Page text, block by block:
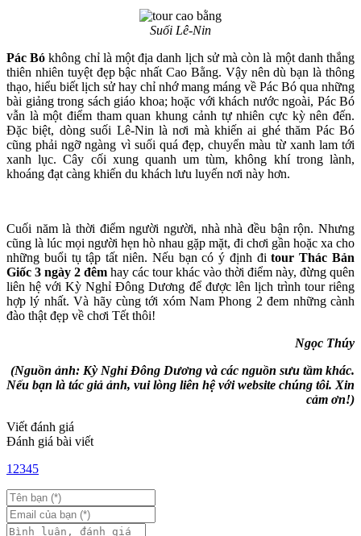
Suối Lê-Nin
Pác Bó không chỉ là một địa danh lịch sử mà còn là một danh thắng
thiên nhiên tuyệt đẹp bậc nhất Cao Bằng. Vậy nên dù bạn là thông
thạo, hiểu biết lịch sử hay chỉ nhớ mang máng về Pác Bó qua những
bài giảng trong sách giáo khoa; hoặc với khách nước ngoài, Pác Bó
vẫn là một điểm tham quan khung cảnh tự nhiên cực kỳ nên đến.
Đặc biệt, dòng suối Lê-Nin là nơi mà khiến ai ghé thăm Pác Bó
cũng phải ngỡ ngàng vì suối quá đẹp, chuyển màu từ xanh lam tới
xanh lục. Cây cối xung quanh um tùm, không khí trong lành,
khoáng đạt càng khiến du khách lưu luyến nơi này hơn.
Cuối năm là thời điểm người người, nhà nhà đều bận rộn. Nhưng
cũng là lúc mọi người hẹn hò nhau gặp mặt, đi chơi gần hoặc xa cho
những buổi tụ tập tất niên. Nếu bạn có ý định đitour Thác Bản
Giốc 3 ngày 2 đêm hay các tour khác vào thời điểm này, đừng quên
liên hệ với Kỳ Nghỉ Đông Dương để được lên lịch trình tour riêng
hợp lý nhất. Và hãy cùng tới xóm Nam Phong 2 đem những cành
đào thật đẹp về chơi Tết thôi!
Ngọc Thúy
(Nguồn ảnh: Kỳ Nghỉ Đông Dương và các nguồn sưu tầm khác.
Nếu bạn là tác giả ảnh, vui lòng liên hệ với website chúng tôi. Xin
cảm ơn!)
Viết đánh giá
Đánh giá bài viết
1 2345